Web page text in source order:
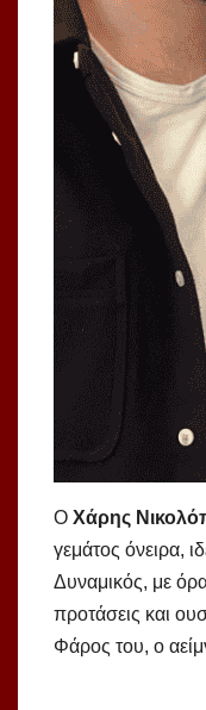
Ο Χάρης
γεμάτος όνειρα,
Δυναμικός, με
προτάσεις και
Φάρος του, ο